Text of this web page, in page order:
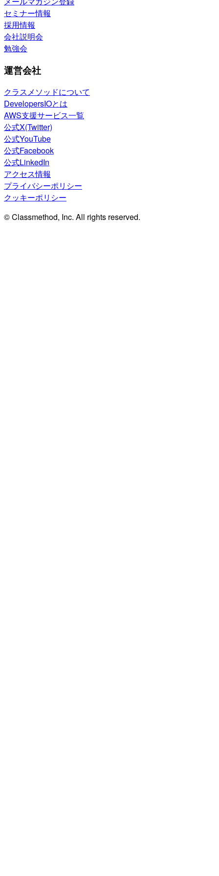
セミナー情報
採用情報
会社説明会
勉強会
運営会社
クラスメソッドについて
DevelopersIOとは
AWS支援サービス一覧
公式X(Twitter)
公式YouTube
公式Facebook
公式LinkedIn
アクセス情報
プライバシーポリシー
クッキーポリシー
© Classmethod, Inc. All rights reserved.